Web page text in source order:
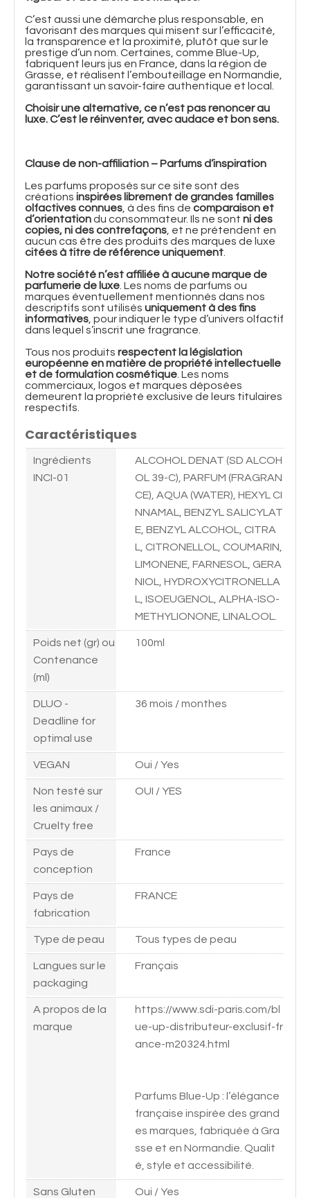
C’est aussi une démarche plus responsable, en
favorisant des marques qui misent sur l’efficacité,
la transparence et la proximité, plutôt que sur le
prestige d’un nom. Certaines, comme Blue-Up,
fabriquent leurs jus en France, dans la région de
Grasse, et réalisent l’embouteillage en Normandie,
garantissant un savoir-faire authentique et local.
Choisir une alternative, ce n’est pas renoncer au
luxe. C’est le réinventer, avec audace et bon sens.
Clause de non-affiliation – Parfums d’inspiration
Les parfums proposés sur ce site sont des
créations inspirées librement de grandes familles
olfactives connues , à des fins de comparaison et
d’orientationdu consommateur. Ils ne sont ni des
copies, ni des contrefaçons , et ne prétendent en
aucun cas être des produits des marques de luxe
citées à titre de référence uniquement
Notre société n’est affiliée à aucune marque de
parfumerie de luxe . Les noms de parfums ou
marques éventuellement mentionnés dans nos
descriptifs sont utilisés uniquement à des fins
informatives , pour indiquer le type d’univers olfactif
dans lequel s’inscrit une fragrance.
Tous nos produits respectent la législation
européenne en matière de propriété intellectuelle
et de formulation cosmétique . Les noms
commerciaux, logos et marques déposées
demeurent la propriété exclusive de leurs titulaires
respectifs.
Caractéristiques
Ingrédients
INCI-01
ALCOHOL DENAT (SD ALCOH
OL 39-C), PARFUM (FRAGRAN
CE), AQUA (WATER), HEXYL CI
NNAMAL, BENZYL SALICYLAT
E, BENZYL ALCOHOL, CITRA
L, CITRONELLOL, COUMARIN,
LIMONENE, FARNESOL, GERA
NIOL, HYDROXYCITRONELLA
L, ISOEUGENOL, ALPHA-ISO-
METHYLIONONE, LINALOOL.
Poids net (gr) ou
Contenance
(ml)
100ml
DLUO -
Deadline for
optimal use
36 mois / monthes
VEGAN Oui / Yes
Non testé sur
les animaux /
Cruelty free
OUI / YES
Pays de
conception
France
Pays de
fabrication
FRANCE
Type de peau Tous types de peau
Langues sur le
packaging
Français
A propos de la
marque
https://www.sdi-paris.com/bl
ue-up-distributeur-exclusif-fr
ance-m20324.html
Parfums Blue-Up : l’élégance
française inspirée des grand
es marques, fabriquée à Gra
sse et en Normandie. Qualit
é, style et accessibilité.
Sans Gluten Oui / Yes